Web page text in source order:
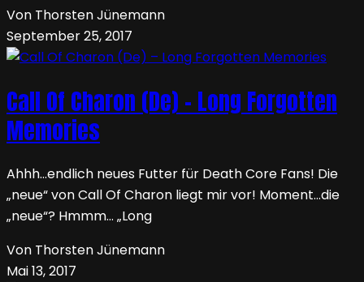
Von Thorsten Jünemann
September 25, 2017
Call Of Charon (De) – Long Forgotten
Memories
Ahhh…endlich neues Futter für Death Core Fans! Die
„neue“ von Call Of Charon liegt mir vor! Moment…die
„neue“? Hmmm… „Long
Von Thorsten Jünemann
Mai 13, 2017